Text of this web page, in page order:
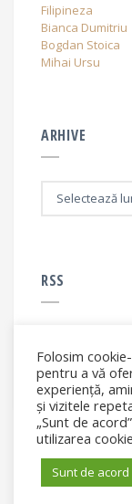
Filipineza
Bianca Dumitriu
Bogdan Stoica
Mihai Ursu
ARHIVE
RSS
RSS - articole
© Elena Filip. All
Folosim
pentru a vă
experiență,
și vizitele
„Sunt de
utilizarea
Sunt de acord